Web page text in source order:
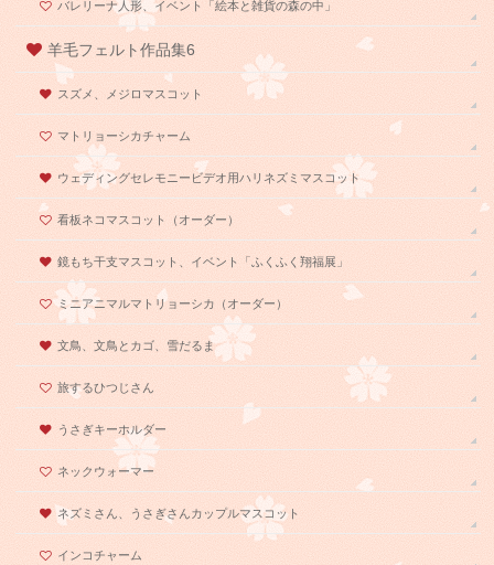
バレリーナ人形、イベント「絵本と雑貨の森の中」
羊毛フェルト作品集6
スズメ、メジロマスコット
マトリョーシカチャーム
ウェディングセレモニービデオ用ハリネズミマスコット
看板ネコマスコット（オーダー）
鏡もち干支マスコット、イベント「ふくふく翔福展」
ミニアニマルマトリョーシカ（オーダー）
文鳥、文鳥とカゴ、雪だるま
旅するひつじさん
うさぎキーホルダー
ネックウォーマー
ネズミさん、うさぎさんカップルマスコット
インコチャーム